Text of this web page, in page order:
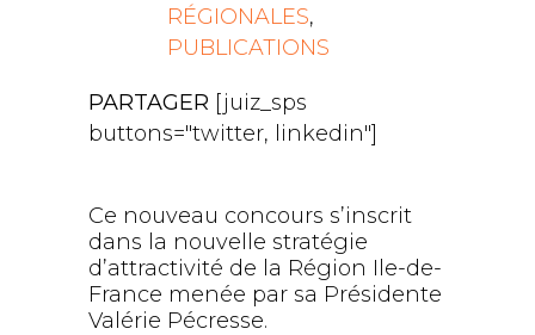
RÉGIONALES,
PUBLICATIONS
PARTAGER [juiz_sps
buttons="twitter, linkedin"]
Ce nouveau concours s’inscrit
dans la nouvelle stratégie
d’attractivité de la Région Ile-de-
France menée par sa Présidente
Valérie Pécresse.